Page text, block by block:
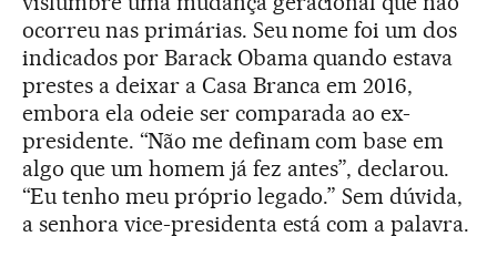
ocorreu nas primárias. Seu nome foi um dos
indicados por Barack Obama quando estava
prestes a deixar a Casa Branca em 2016,
embora ela odeie ser comparada ao ex-
presidente. “Não me definam com base em
algo que um homem já fez antes”, declarou.
“Eu tenho meu próprio legado.” Sem dúvida,
a senhora vice-presidenta está com a palavra.